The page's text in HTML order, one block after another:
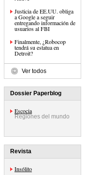
Justicia de EE.UU. obliga
a Google a seguir
entregando información de
usuarios al FBI
Finalmente, ¿Robocop
tendrá su estatua en
Detroit?
Ver todos
Dossier Paperblog
Escocia
Regiones del mundo
Revista
Insólito